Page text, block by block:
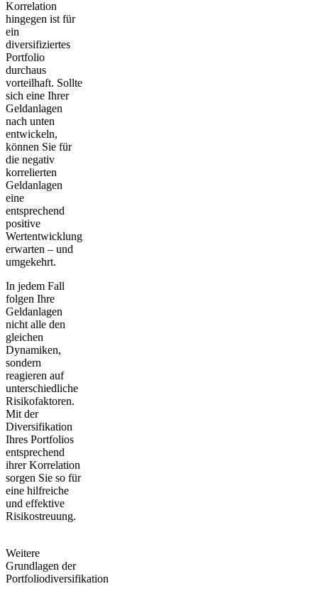
Korrelation
hingegen ist für
ein
diversifiziertes
Portfolio
durchaus
vorteilhaft. Sollte
sich eine Ihrer
Geldanlagen
nach unten
entwickeln,
können Sie für
die negativ
korrelierten
Geldanlagen
eine
entsprechend
positive
Wertentwicklung
erwarten – und
umgekehrt.
In jedem Fall
folgen Ihre
Geldanlagen
nicht alle den
gleichen
Dynamiken,
sondern
reagieren auf
unterschiedliche
Risikofaktoren.
Mit der
Diversifikation
Ihres Portfolios
entsprechend
ihrer Korrelation
sorgen Sie so für
eine hilfreiche
und effektive
Risikostreuung.
Weitere
Grundlagen der
Portfoliodiversifikation